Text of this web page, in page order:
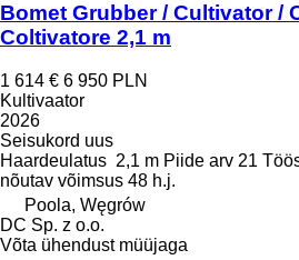
Bomet Grubber / Cultivator /
Coltivatore 2,1 m
1 614 € 6 950 PLN
Kultivaator
2026
Seisukord uus
Haardeulatus 2,1 m Piide arv 21
nõutav võimsus 48 h.j.
Poola, Węgrów
DC Sp. z o.o.
Võta ühendust müüjaga